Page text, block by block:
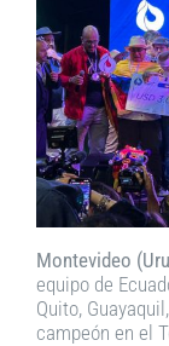
Montevideo
equipo de
Quito,
campeón en el